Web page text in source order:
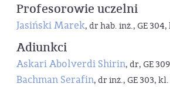
Profesorowie uczelni
Jasiński Marek, dr hab. inż., GE 304,
Adiunkci
Askari Abolverdi Shirin, dr, GE
Bachman Serafin, dr inż., GE 303, kl.